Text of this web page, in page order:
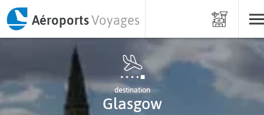
AéroportsVoyages
destination
Glasgow